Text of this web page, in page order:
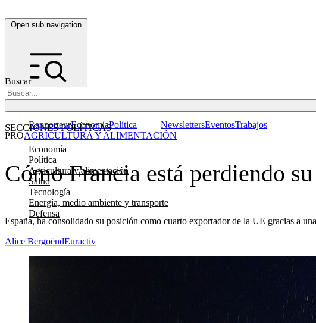
Open sub navigation
Buscar
SECCIONES POLÍTICAS
Economía
Política
Agricultura y alimentación
Salud
Tecnología
Energía, medio ambiente y transporte
Defensa
RapporteurEconomíaPolítica NewslettersEventosTrabajos
Cómo Francia está perdiendo
España, ha consolidado su posición como cuarto exportador de la UE gracias a
PROAGRICULTURA Y ALIMENTACIÓN
Alice BergoëndEuractiv